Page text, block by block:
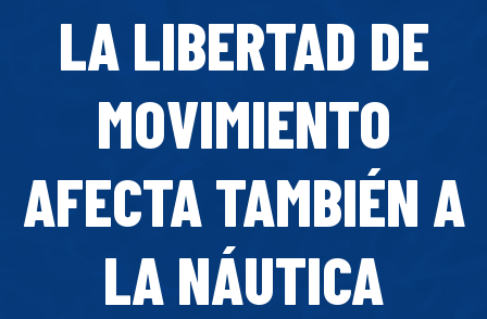
LA LIBERTAD DE
MOVIMIENTO
AFECTA TAMBIÉN A
LA NÁUTICA